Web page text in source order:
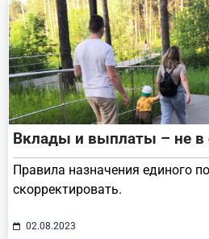
Вклады и выплаты – не в
Правила назначения единого
скорректировать.
02.08.2023